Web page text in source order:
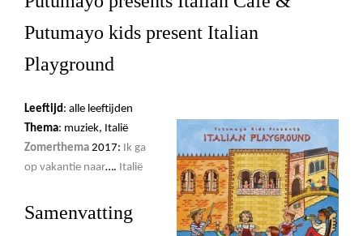
Putumayo kids present Italian
Playground
Leeftijd: alle leeftijden
Thema: muziek, Italië
Zomerthema 2017: Ik ga
op vakantie naar…. Italië
Samenvatting